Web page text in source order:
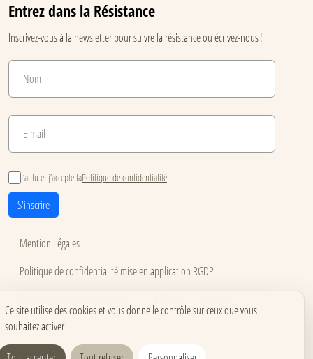
Entrez dans la Résistance
Inscrivez-vous à la newsletter pour suivre la résistance ou écrivez-nous !
J’ai lu et j’accepte laPolitique de confidentialité
S'inscrire
Mention Légales
Politique de confidentialité mise en application RGDP
Accessibilité
Carnets pour événements
Carnets corporate
Ce site utilise des cookies et vous donne le contrôle sur ceux que vous
souhaitez activer